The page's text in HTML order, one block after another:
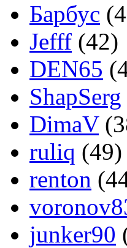
Барбус
Jefff (42)
DEN65
ShapSerg
DimaV
ruliq (49)
renton
junker90